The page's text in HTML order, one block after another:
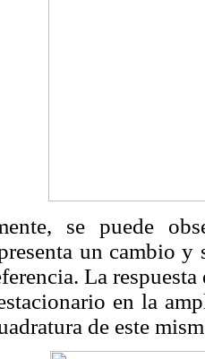
se puede
un cambio y
La
en la
de este